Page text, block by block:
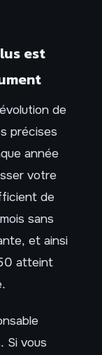
est
de
précises
année
votre
de
sans
et ainsi
atteint
Si vous